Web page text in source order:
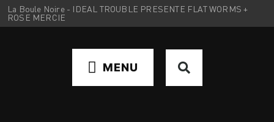
Panneau de gestion des cookies
TERMINÉ
La Boule Noire - IDEAL TROUBLE PRESENTE FLAT WORMS +
ROSE MERCIE